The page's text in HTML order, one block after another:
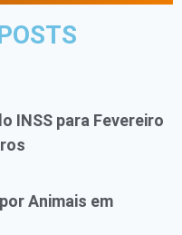
INSS para Fevereiro
Animais em